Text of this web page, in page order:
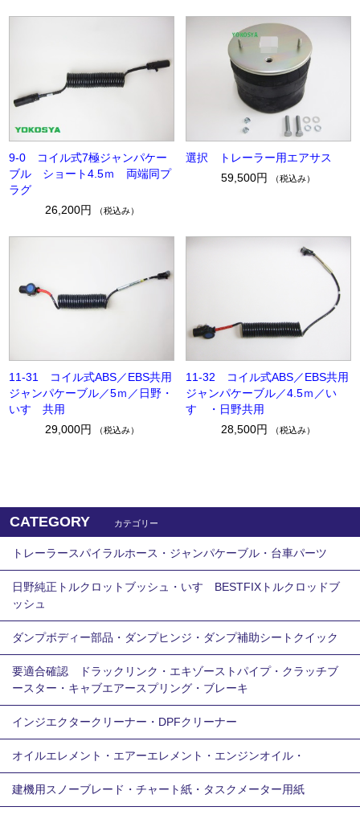
9-0 コイル式7極ジャンパケー
ブル ショート4.5ｍ 両端同プ
ラグ
26,200円
（税込み）
選択 トレーラー用エアサス
59,500円
（税込み）
11-31 コイル式ABS／EBS共用
ジャンパケーブル／5ｍ／日野・
いすゞ共用
29,000円
（税込み）
11-32 コイル式ABS／EBS共用
ジャンパケーブル／4.5ｍ／い
すゞ・日野共用
28,500円
（税込み）
CATEGORY カテゴリー
トレーラースパイラルホース・ジャンパケーブル・台車パーツ
日野純正トルクロットブッシュ・いすゞBESTFIXトルクロッドブ
ッシュ
ダンプボディー部品・ダンプヒンジ・ダンプ補助シートクイック
要適合確認 ドラックリンク・エキゾーストパイプ・クラッチブ
ースター・キャブエアースプリング・ブレーキ
インジエクタークリーナー・DPFクリーナー
オイルエレメント・エアーエレメント・エンジンオイル・
建機用スノーブレード・チャート紙・タスクメーター用紙